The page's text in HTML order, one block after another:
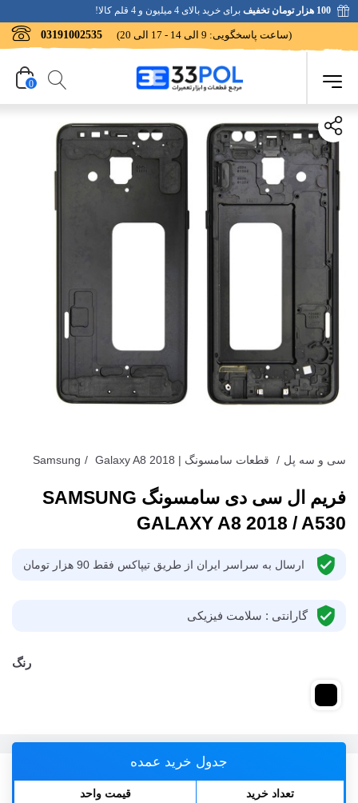
100 هزار تومان تخفیف برای خرید بالای 4 میلیون و 4 قلم کالا!
03191002535 (ساعت پاسخگویی: 9 الی 14 - 17 الی 20)
0
سی و سه پل / قطعات سامسونگ | Samsung / Galaxy A8 2018
فریم ال سی دی سامسونگ SAMSUNG
GALAXY A8 2018 / A530
ارسال به سراسر ایران از طریق تیپاکس فقط 90 هزار تومان
گارانتی : سلامت فیزیکی
رنگ
جدول خرید عمده
تعداد خرید قیمت واحد